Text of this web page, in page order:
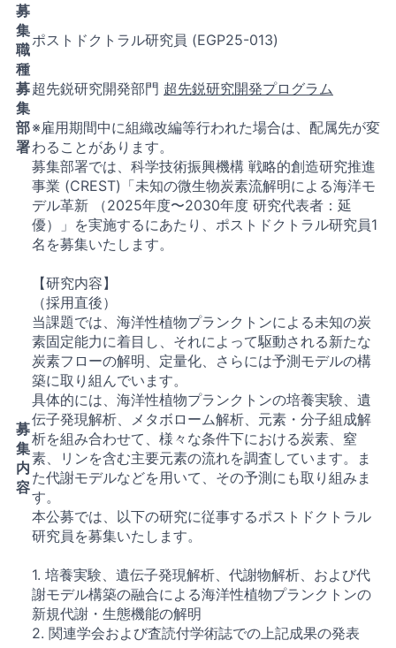
募
集
職
種
ポストドクトラル研究員 (EGP25-013)
募
集
部
署
超先鋭研究開発部門 超先鋭研究開発プログラム
※雇用期間中に組織改編等行われた場合は、配属先が変
わることがあります。
募
集
内
容
募集部署では、科学技術振興機構 戦略的創造研究推進
事業 (CREST)「未知の微生物炭素流解明による海洋モ
デル革新 （2025年度〜2030年度 研究代表者：延
優）」を実施するにあたり、ポストドクトラル研究員1
名を募集いたします。
【研究内容】
（採用直後）
当課題では、海洋性植物プランクトンによる未知の炭
素固定能力に着目し、それによって駆動される新たな
炭素フローの解明、定量化、さらには予測モデルの構
築に取り組んでいます。
具体的には、海洋性植物プランクトンの培養実験、遺
伝子発現解析、メタボローム解析、元素・分子組成解
析を組み合わせて、様々な条件下における炭素、窒
素、リンを含む主要元素の流れを調査しています。ま
た代謝モデルなどを用いて、その予測にも取り組みま
す。
本公募では、以下の研究に従事するポストドクトラル
研究員を募集いたします。
1. 培養実験、遺伝子発現解析、代謝物解析、および代
謝モデル構築の融合による海洋性植物プランクトンの
新規代謝・生態機能の解明
2. 関連学会および査読付学術誌での上記成果の発表